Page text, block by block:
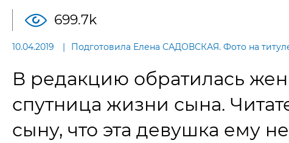
699.7k
10.04.2019 Подготовила Елена САДОВСКАЯ. Фото на
В редакцию обратилась
спутница жизни сына.
сыну, что эта девушка ему